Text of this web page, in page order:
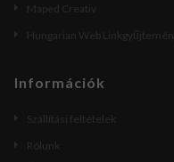
Maped Creativ
Hungarian Web Linkgyűjtemény
Információk
Szállítási feltételek
Rólunk